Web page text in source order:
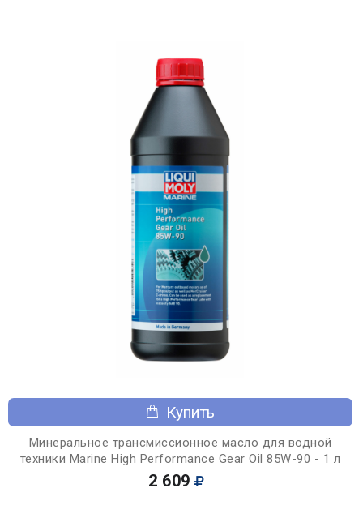
Купить
Минеральное трансмиссионное масло для водной
техники Marine High Performance Gear Oil 85W-90 - 1 л
2 609